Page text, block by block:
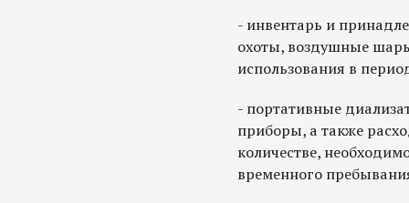
- инвентарь и
охоты, воздушные
использования в
- портативные
приборы, а также
количестве,
временного